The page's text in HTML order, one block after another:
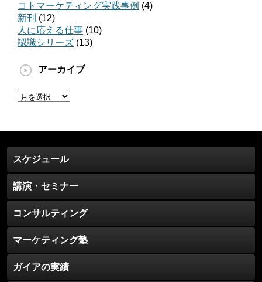
コトマーケティング実践事例 (4)
新刊 (12)
人に応える仕事 (10)
認識シリーズ (13)
アーカイブ
ア
イ
ブ
スケジュール
講演・セミナー
コンサルティング
マーケティング塾
ガイアの実績